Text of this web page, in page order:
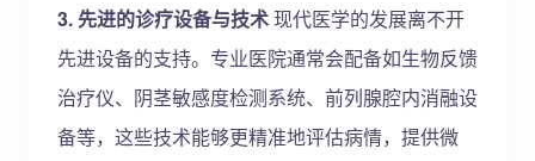
3. 先进的诊疗设备与技术现代医学的发展离不开
先进设备的支持。专业医院通常会配备如生物反馈
治疗仪、阴茎敏感度检测系统、前列腺腔内消融设
备等，这些技术能够更精准地评估病情，提供微